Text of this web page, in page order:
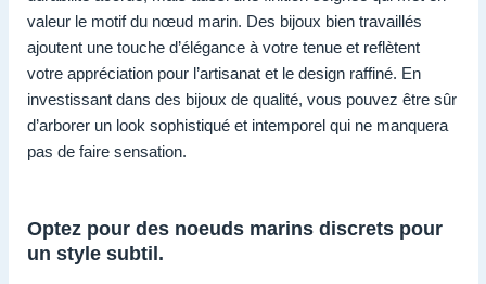
valeur le motif du nœud marin. Des bijoux bien travaillés
ajoutent une touche d’élégance à votre tenue et reflètent
votre appréciation pour l’artisanat et le design raffiné. En
investissant dans des bijoux de qualité, vous pouvez être sûr
d’arborer un look sophistiqué et intemporel qui ne manquera
pas de faire sensation.
Optez pour des noeuds marins discrets pour
un style subtil.